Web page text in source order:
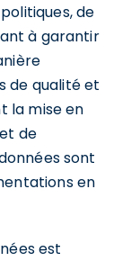
de
à garantir
de qualité et
la mise en
de
sont
en
est